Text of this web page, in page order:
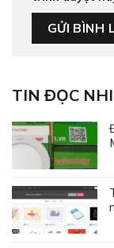
TIN ĐỌC